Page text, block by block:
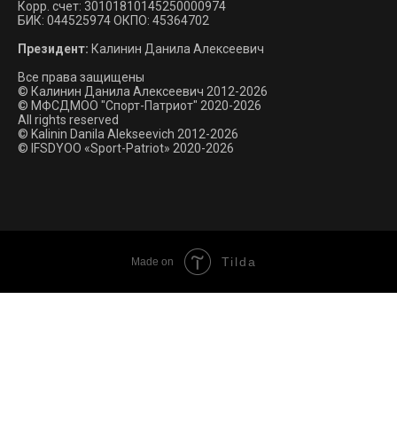
Корр. счет: 30101810145250000974
БИК: 044525974 ОКПО: 45364702
Президент: Калинин Данила Алексеевич
Все права защищены
© Калинин Данила Алексеевич 2012-2026
© МФСДМОО "Спорт-Патриот" 2020-2026
All rights reserved
© Kalinin Danila Alekseevich 2012-2026
© IFSDYOO «Sport-Patriot» 2020-2026
Made on Tilda